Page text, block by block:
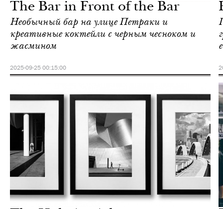
The Bar in Front of the Bar
Необычный бар на улице Петраки и
креативные коктейли с черным чесноком и
жасмином
2025-09-25 00:15:00